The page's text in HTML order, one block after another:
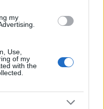
my
Use,
of my
with the
célkulcsszava
keresnek.
tartalmát, de ha
rá, akkor a
kulcsszavas
a témákat,
hogy segítsen
létre.